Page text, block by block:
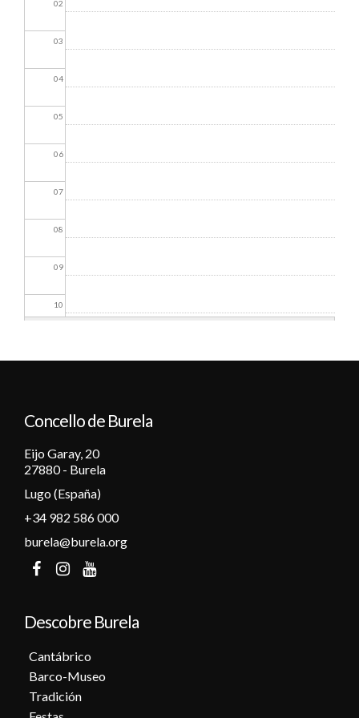
02
03
04
05
06
07
08
09
10
13
14
15
17
20
Concello de Burela
Eijo Garay, 20
27880 - Burela
Lugo (España)
+34 982 586 000
burela@burela.org
Descobre Burela
Cantábrico
Barco-Museo
Tradición